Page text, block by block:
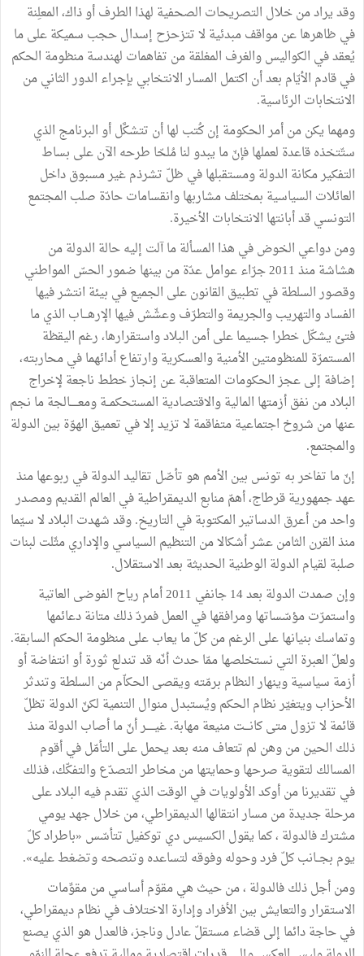
وقد يراد من خلال التصريحات الصحفية لهذا الطرف أو ذاك، المعلِنة
في ظاهرها عن مواقف مبدئية لا تتزحزح إسدال حجب سميكة على ما
يُعقد في الكواليس والغرف المغلقة من تفاهمات لهندسة منظومة الحكم
في قادم الأيّام بعد أن اكتمل المسار الانتخابي بإجراء الدور الثاني من
الانتخابات الرئاسية.
ومهما يكن من أمر الحكومة إن كُتب لها أن تتشكَّل أو البرنامج الذي
ستّتخذه قاعدة لعملها فإنّ ما يبدو لنا مُلحّا طرحه الآن على بساط
التفكير مكانة الدولة ومستقبلها في ظلّ تشرذم غير مسبوق داخل
العائلات السياسية بمختلف مشاربها وانقسامات حادّة صلب المجتمع
التونسي قد أبانتها الانتخابات الأخيرة.
ومن دواعي الخوض في هذا المسألة ما آلت إليه حالة الدولة من
هشاشة منذ 2011 جرّاء عوامل عدّة من بينها ضمور الحسّ المواطني
وقصور السلطة في تطبيق القانون على الجميع في بيئة انتشر فيها
الفساد والتهريب والجريمة والتطرّف وعشّش فيها الإرهـــاب الذي ما
فتئ يشكّل خطرا جسيما على أمن البلاد واستقرارها، رغم اليقظة
المستمرّة للمنظومتين الأمنية والعسكرية وارتفاع أدائهما في محاربته،
إضافة إلى عجز الحكومات المتعاقبة عن إنجاز خطط ناجعة لإخراج
البلاد من نفق أزمتها المالية والاقتصادية المستحكمــة ومعـــــالجة ما نجم
عنها من شروخ اجتماعية متفاقمة لا تزيد إلا في تعميق الهوّة بين الدولة
والمجتمع.
إنّ ما تفاخر به تونس بين الأمم هو تأصّل تقاليد الدولة في ربوعها منذ
عهد جمهورية قرطاج، أهمّ منابع الديمقراطية في العالم القديم ومصدر
واحد من أعرق الدساتير المكتوبة في التاريخ. وقد شهدت البلاد لا سيّما
منذ القرن الثامن عشر أشكالا من التنظيم السياسي والإداري مثّلت لبنات
صلبة لقيام الدولة الوطنية الحديثة بعد الاستقلال.
وإن صمدت الدولة بعد 14 جانفي 2011 أمام رياح الفوضى العاتية
واستمرّت مؤسّساتها ومرافقها في العمل فمردّ ذلك متانة دعائمها
وتماسك بنيانها على الرغم من كلّ ما يعاب على منظومة الحكم السابقة.
ولعلّ العبرة التي نستخلصها ممّا حدث أنّه قد تندلع ثورة أو انتفاضة أو
أزمة سياسية وينهار النظام برمّته ويقصى الحكاّم من السلطة وتندثر
الأحزاب ويتغيّر نظام الحكم ويُستبدل منوال التنمية لكنّ الدولة تظلّ
قائمة لا تزول متى كانـــت منيعة مهابة. غيـــــر أنّ ما أصاب الدولة منذ
ذلك الحين من وهن لم تتعاف منه بعد يحمل على التأمّل في أقوم
المسالك لتقوية صرحها وحمايتها من مخاطر التصدّع والتفكّك، فذلك
في تقديرنا من أوكد الأولويات في الوقت الذي تقدم فيه البلاد على
مرحلة جديدة من مسار انتقالها الديمقراطي، من خلال جهد يومي
مشترك فالدولة ، كما يقول الكسيس دي توكفيل تتأسّس «باطراد كلّ
يوم بجــانب كلّ فرد وحوله وفوقه لتساعده وتنصحه وتضغط عليه».
ومن أجل ذلك فالدولة ، من حيث هي مقوّم أساسي من مقوِّمات
الاستقرار والتعايش بين الأفراد وإدارة الاختلاف في نظام ديمقراطي،
في حاجة دائما إلى قضاء مستقلّ عادل وناجز، فالعدل هو الذي يصنع